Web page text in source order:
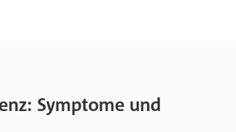
Symptome und